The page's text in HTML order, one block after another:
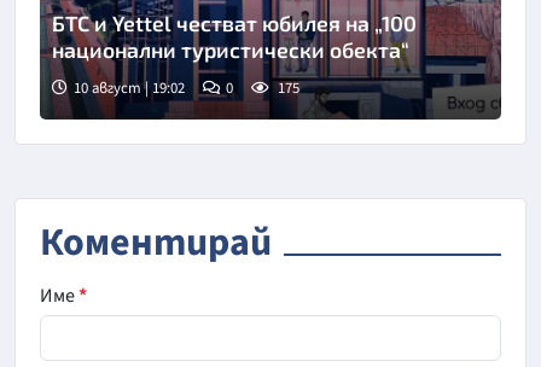
БТС и Yettel честват юбилея на „100
национални туристически обекта“
10 август | 19:02 0 175
Коментирай
Име*